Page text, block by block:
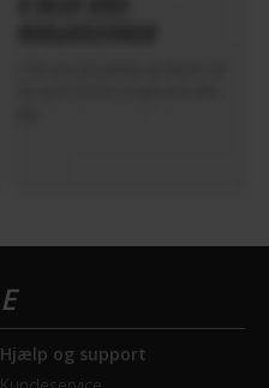
Hjælp og support